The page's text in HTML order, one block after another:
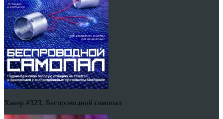
Хакер #323. Беспроводной самопал